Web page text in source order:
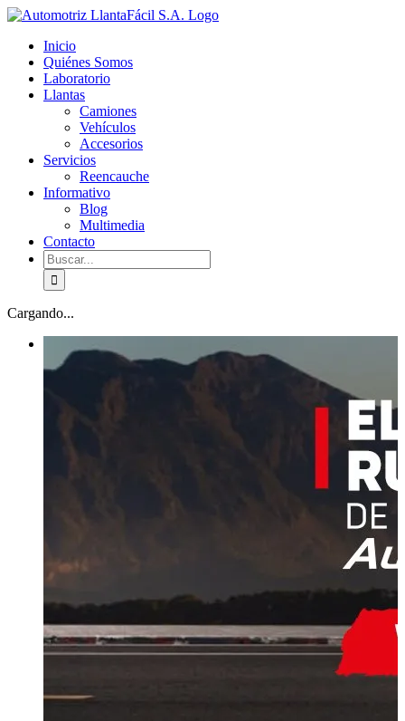
Skip
content
facebook
youtube
Inicio
Quiénes Somos
Laboratorio
Llantas
Camiones
Vehículos
Accesorios
Servicios
Reencauche
Informativo
Blog
Multimedia
Contacto
Buscar:
Cargando...